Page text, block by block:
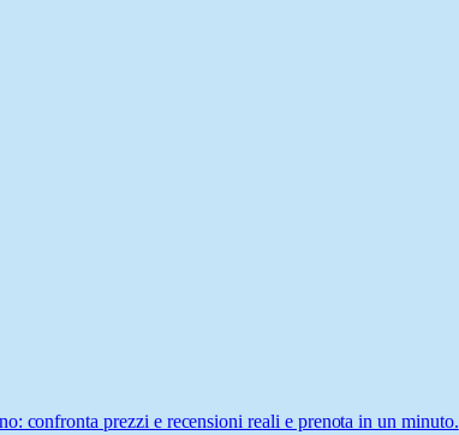
confronta prezzi e recensioni reali e prenota in un minuto.